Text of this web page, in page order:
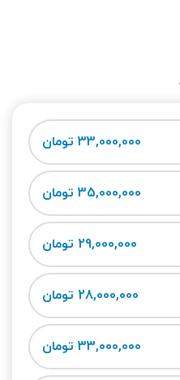
33,000,000 تومان
35,000,000 تومان
29,000,000 تومان
28,000,000 تومان
33,000,000 تومان